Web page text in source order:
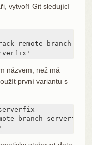
vytvoří Git sledující
remote branch
názvem, než má
první variantu s
branch serverfix